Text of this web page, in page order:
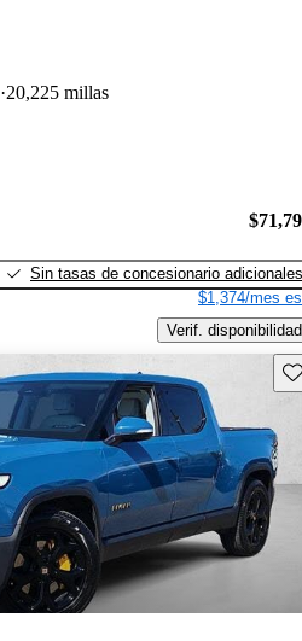
20,225 millas
Sin tasas de concesionario adicionales
$1,374/mes
Verif. disponibilidad